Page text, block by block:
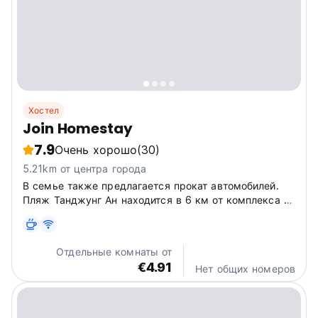
Хостел
Join Homestay
7.9Очень хорошо(30)
5.21km от центра города
В семье также предлагается прокат автомобилей.
Пляж Танджунг Ан находится в 6 км от комплекса с
— в 14 км. Расстояние до международного
аэропорта Ломбок составляет 16 км.
Отдельные комнаты от
€4.91 Нет общих номеров